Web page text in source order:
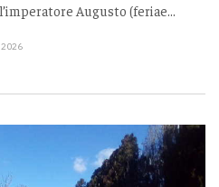
Augusto (feriae...
2026